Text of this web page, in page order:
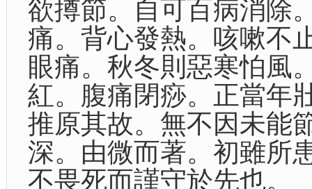
欲撙節。自可百病消除
痛。背心發熱。咳嗽不
眼痛。秋冬則惡寒怕風
紅。腹痛閉痧。正當年
推原其故。無不因未能
深。由微而著。初雖所
不畏死而謹守於先也。